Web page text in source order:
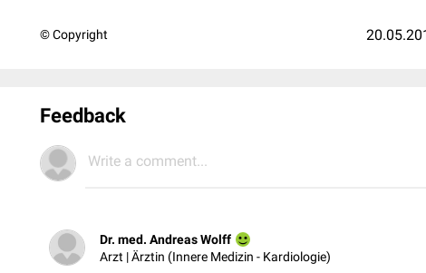
© Copyright
Feedback
Write a comment...
Dr. med. Andreas Wolff
Arzt | Ärztin (Innere Medizin - Kardiologie)